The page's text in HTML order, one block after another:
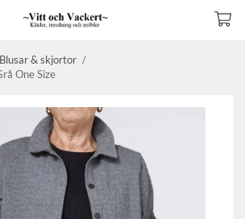
Blusar & skjortor /
One Size